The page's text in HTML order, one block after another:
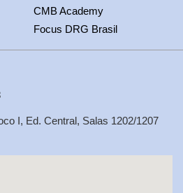
CMB Academy
Focus DRG Brasil
I, Ed. Central, Salas 1202/1207